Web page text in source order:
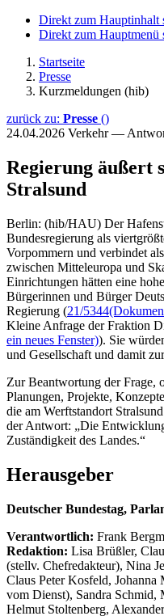
Direkt zum Hauptinhalt
Direkt zum Hauptmenü
Startseite
Presse
Kurzmeldungen (hib)
zurück zu: Presse ()
24.04.2026 Verkehr —
Regierung äußert
Stralsund
Berlin: (hib/HAU) Der
Bundesregierung als
Vorpommern und verbindet
zwischen Mitteleuropa und
Einrichtungen hätten eine
Bürgerinnen und Bürger
Regierung (21/5344
Kleine Anfrage der Fraktion
ein neues Fenster)). Sie
und Gesellschaft und damit
Zur Beantwortung der Frage,
Planungen, Projekte,
die am Werftstandort
der Antwort: „Die
Zuständigkeit des Landes.“
Herausgeber
Deutscher Bundestag,
Verantwortlich: Frank
Redaktion: Lisa Brüßler,
(stellv. Chefredakteur), Nina
Claus Peter Kosfeld,
vom Dienst), Sandra Schmid,
Helmut Stoltenberg,